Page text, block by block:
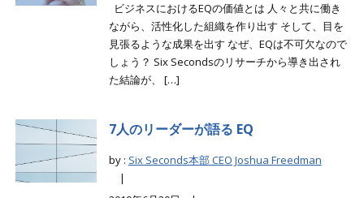
ビジネスにおけるEQの価値とは 人々と共に働き
ながら、活性化した組織を作り出す そして、目を
見張るような成果を出す なぜ、EQは不可欠なので
しょう？ Six Secondsのリサーチから導き出され
た結論が、 […]
7人のリーダーが語る EQ
by : Six Seconds本部 CEO Joshua Freedman
|